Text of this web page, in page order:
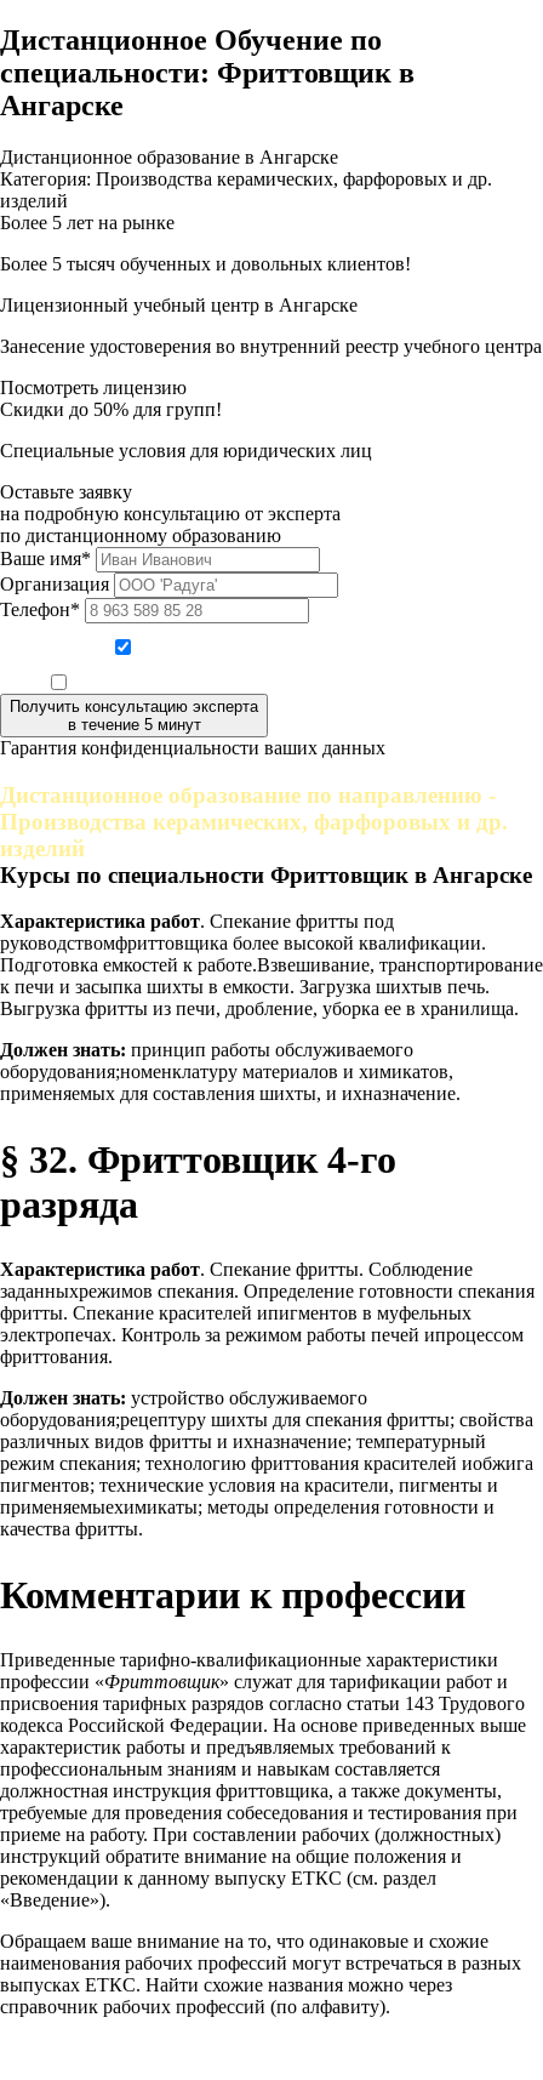
Дистанционное Обучение по
специальности: Фриттовщик в
Ангарске
Дистанционное образование в Ангарске
Категория: Производства керамических, фарфоровых и др.
изделий
Более 5 лет на рынке
Более 5 тысяч обученных и довольных клиентов!
Лицензионный учебный центр в Ангарске
Занесение удостоверения во внутренний реестр учебного центра
Посмотреть лицензию
Скидки до 50% для групп!
Специальные условия для юридических лиц
Оставьте заявку
на подробную консультацию от эксперта
по дистанционному образованию
Ваше имя*
Организация
Телефон*
Получить консультацию эксперта
в течение 5 минут
Гарантия конфиденциальности ваших данных
Дистанционное образование по направлению -
Производства керамических, фарфоровых и др.
изделий
Курсы по специальности Фриттовщик в Ангарске
Характеристика работ. Спекание фритты под
руководствомфриттовщика более высокой квалификации.
Подготовка емкостей к работе.Взвешивание, транспортирование
к печи и засыпка шихты в емкости. Загрузка шихтыв печь.
Выгрузка фритты из печи, дробление, уборка ее в хранилища.
Должен знать: принцип работы обслуживаемого
оборудования;номенклатуру материалов и химикатов,
применяемых для составления шихты, и ихназначение.
§ 32. Фриттовщик 4-го
разряда
Характеристика работ. Спекание фритты. Соблюдение
заданныхрежимов спекания. Определение готовности спекания
фритты. Спекание красителей ипигментов в муфельных
электропечах. Контроль за режимом работы печей ипроцессом
фриттования.
Должен знать: устройство обслуживаемого
оборудования;рецептуру шихты для спекания фритты; свойства
различных видов фритты и ихназначение; температурный
режим спекания; технологию фриттования красителей иобжига
пигментов; технические условия на красители, пигменты и
применяемыехимикаты; методы определения готовности и
качества фритты.
Комментарии к профессии
Приведенные тарифно-квалификационные характеристики
профессии «Фриттовщик» служат для тарификации работ и
присвоения тарифных разрядов согласно статьи 143 Трудового
кодекса Российской Федерации. На основе приведенных выше
характеристик работы и предъявляемых требований к
профессиональным знаниям и навыкам составляется
должностная инструкция фриттовщика, а также документы,
требуемые для проведения собеседования и тестирования при
приеме на работу. При составлении рабочих (должностных)
инструкций обратите внимание на общие положения и
рекомендации к данному выпуску ЕТКС (см. раздел
«Введение»).
Обращаем ваше внимание на то, что одинаковые и схожие
наименования рабочих профессий могут встречаться в разных
выпусках ЕТКС. Найти схожие названия можно через
справочник рабочих профессий (по алфавиту).